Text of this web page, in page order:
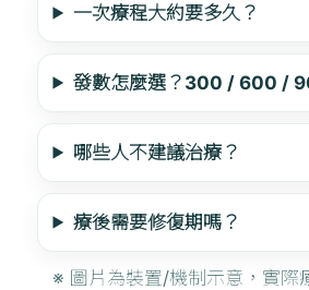
一次療程大約要多久？
發數怎麼選？300 / 600 /
哪些人不建議治療？
療後需要修復期嗎？
※ 圖片為裝置/機制示意，實際